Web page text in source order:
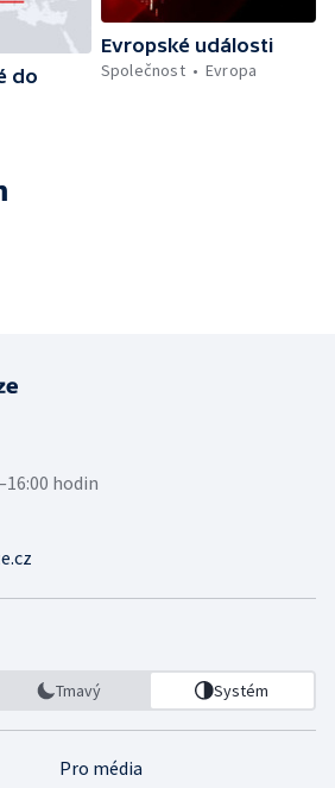
do
Evropské události
Společnost
Evropa
hodin
Tmavý Systém
Pro média